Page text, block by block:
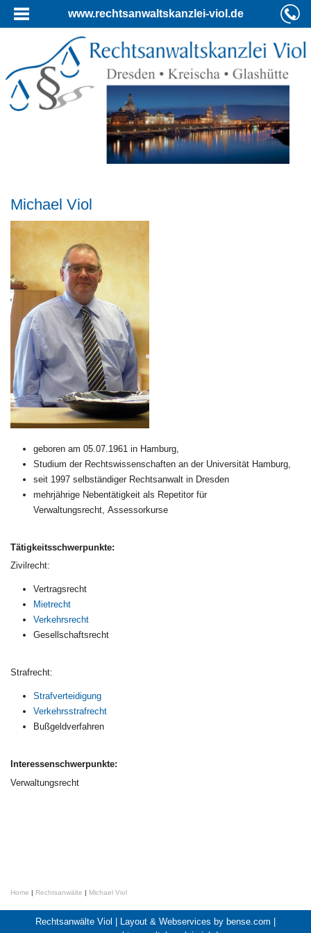
www.rechtsanwaltskanzlei-viol.de
Michael Viol
geboren am 05.07.1961 in Hamburg,
Studium der Rechtswissenschaften an der Universität Hamburg,
seit 1997 selbständiger Rechtsanwalt in Dresden
mehrjährige Nebentätigkeit als Repetitor für
Verwaltungsrecht, Assessorkurse
Tätigkeitsschwerpunkte:
Zivilrecht:
Vertragsrecht
Mietrecht
Verkehrsrecht
Gesellschaftsrecht
Strafrecht:
Strafverteidigung
Verkehrsstrafrecht
Bußgeldverfahren
Interessenschwerpunkte:
Verwaltungsrecht
Home | Rechtsanwälte | Michael Viol
Rechtsanwälte Viol | Layout & Webservices by bense.com |